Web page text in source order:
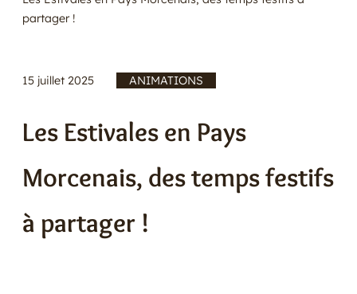
E
partager !
15 juillet 2025 ANIMATIONS
Les Estivales en Pays
Morcenais, des temps festifs
à partager !